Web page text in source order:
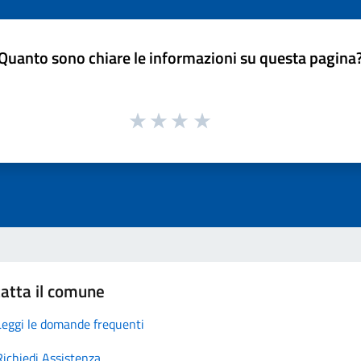
sono chiare le informazioni su questa
il comune
le domande frequenti